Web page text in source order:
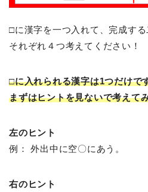
□に漢字を一つ入れて、完成す
それぞれ４つ考えてください！
□に入れられる漢字は1つだけで
まずはヒントを見ないで考えて
左のヒント
例： 外出中に空〇にあう。
右のヒント